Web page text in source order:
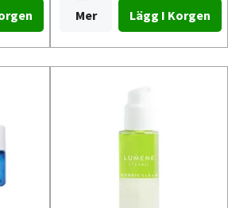
Mer